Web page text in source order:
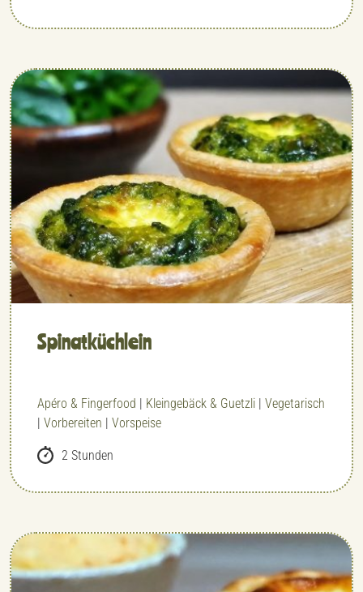
Spinatküchlein
Apéro & Fingerfood | Kleingebäck & Guetzli | Vegetarisch
| Vorbereiten | Vorspeise
2 Stunden